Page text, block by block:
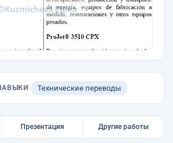
Технические переводы
Презентация Другие работы